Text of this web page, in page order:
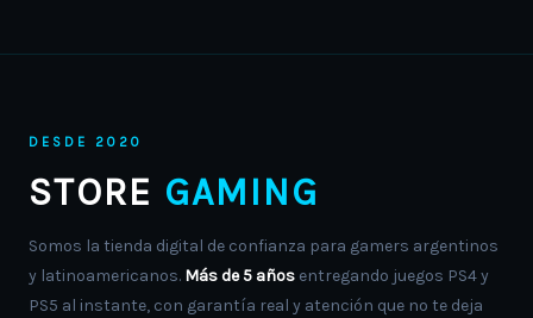
DESDE 2020
STORE GAMING
Somos la tienda digital de confianza para gamers argentinos
y latinoamericanos. Más de 5 años entregando juegos PS4 y
PS5 al instante, con garantía real y atención que no te deja